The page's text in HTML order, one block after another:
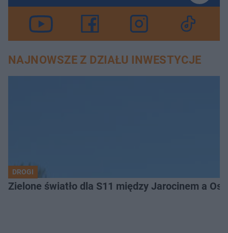
NAJNOWSZE Z DZIAŁU INWESTYCJE
DROGI
Zielone światło dla S11 między Jarocinem a